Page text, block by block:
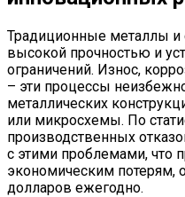
Традиционные металлы и
высокой прочностью и
ограничений. Износ,
– эти процессы
металлических
или микросхемы. По
производственных
с этими проблемами, что
экономическим
долларов ежегодно.